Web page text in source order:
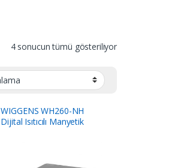
4 sonucun tümü gösteriliyor
WIGGENS WH260-NH
Dijital Isıtıcılı Manyetik